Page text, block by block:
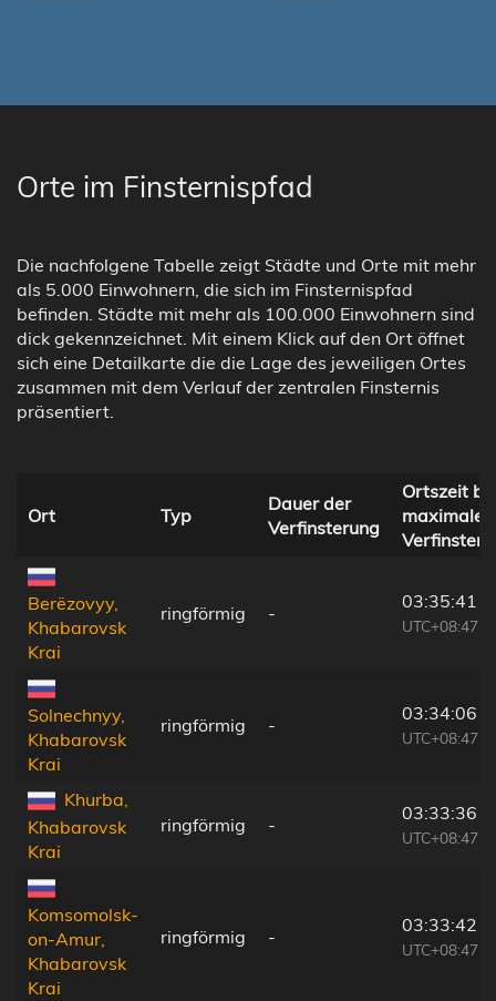
Orte im Finsternispfad
Die nachfolgene Tabelle zeigt Städte und Orte mit mehr
als 5.000 Einwohnern, die sich im Finsternispfad
befinden. Städte mit mehr als 100.000 Einwohnern sind
dick gekennzeichnet. Mit einem Klick auf den Ort öffnet
sich eine Detailkarte die die Lage des jeweiligen Ortes
zusammen mit dem Verlauf der zentralen Finsternis
präsentiert.
Ort Typ
Dauer der
Verfinsterung
Ortszeit
maximaler
Berëzovyy,
Khabarovsk
Krai
ringförmig -
03:35:41
UTC+08:47
Solnechnyy,
Khabarovsk
Krai
ringförmig -
03:34:06
UTC+08:47
Khurba,
Khabarovsk
Krai
ringförmig -
03:33:36
UTC+08:47
Komsomolsk-
on-Amur,
Khabarovsk
Krai
ringförmig -
03:33:42
UTC+08:47